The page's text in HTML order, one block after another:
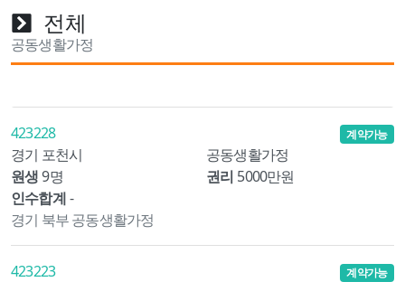
전체
공동생활가정
423228
경기 포천시
공동생활가정
원생 9명 권리 5000만원
인수합계-
계약가능
경기 북부 공동생활가정
423223
계약가능